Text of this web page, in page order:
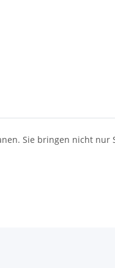
Sie bringen nicht nur